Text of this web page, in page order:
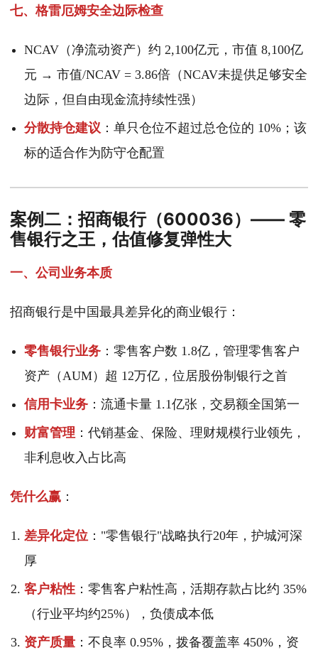
七、格雷厄姆安全边际检查
NCAV（净流动资产）约 2,100亿元，市值 8,100亿
元 → 市值/NCAV = 3.86倍（NCAV未提供足够安全
边际，但自由现金流持续性强）
分散持仓建议 ：单只仓位不超过总仓位的 10%；该
标的适合作为防守仓配置
案例二：招商银行（600036）—— 零
售银行之王，估值修复弹性大
一、公司业务本质
招商银行是中国最具差异化的商业银行：
零售银行业务 ：零售客户数 1.8亿，管理零售客户
资产（AUM）超 12万亿，位居股份制银行之首
信用卡业务 ：流通卡量 1.1亿张，交易额全国第一
财富管理 ：代销基金、保险、理财规模行业领先，
非利息收入占比高
凭什么赢 ：
差异化定位 ："零售银行"战略执行20年，护城河深
厚
客户粘性 ：零售客户粘性高，活期存款占比约 35%
（行业平均约25%），负债成本低
资产质量 ：不良率 0.95%，拨备覆盖率 450%，资